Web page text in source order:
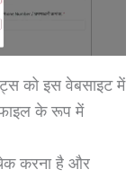
को इस वेबसाइट में
फाइल के रूप में
करना है और